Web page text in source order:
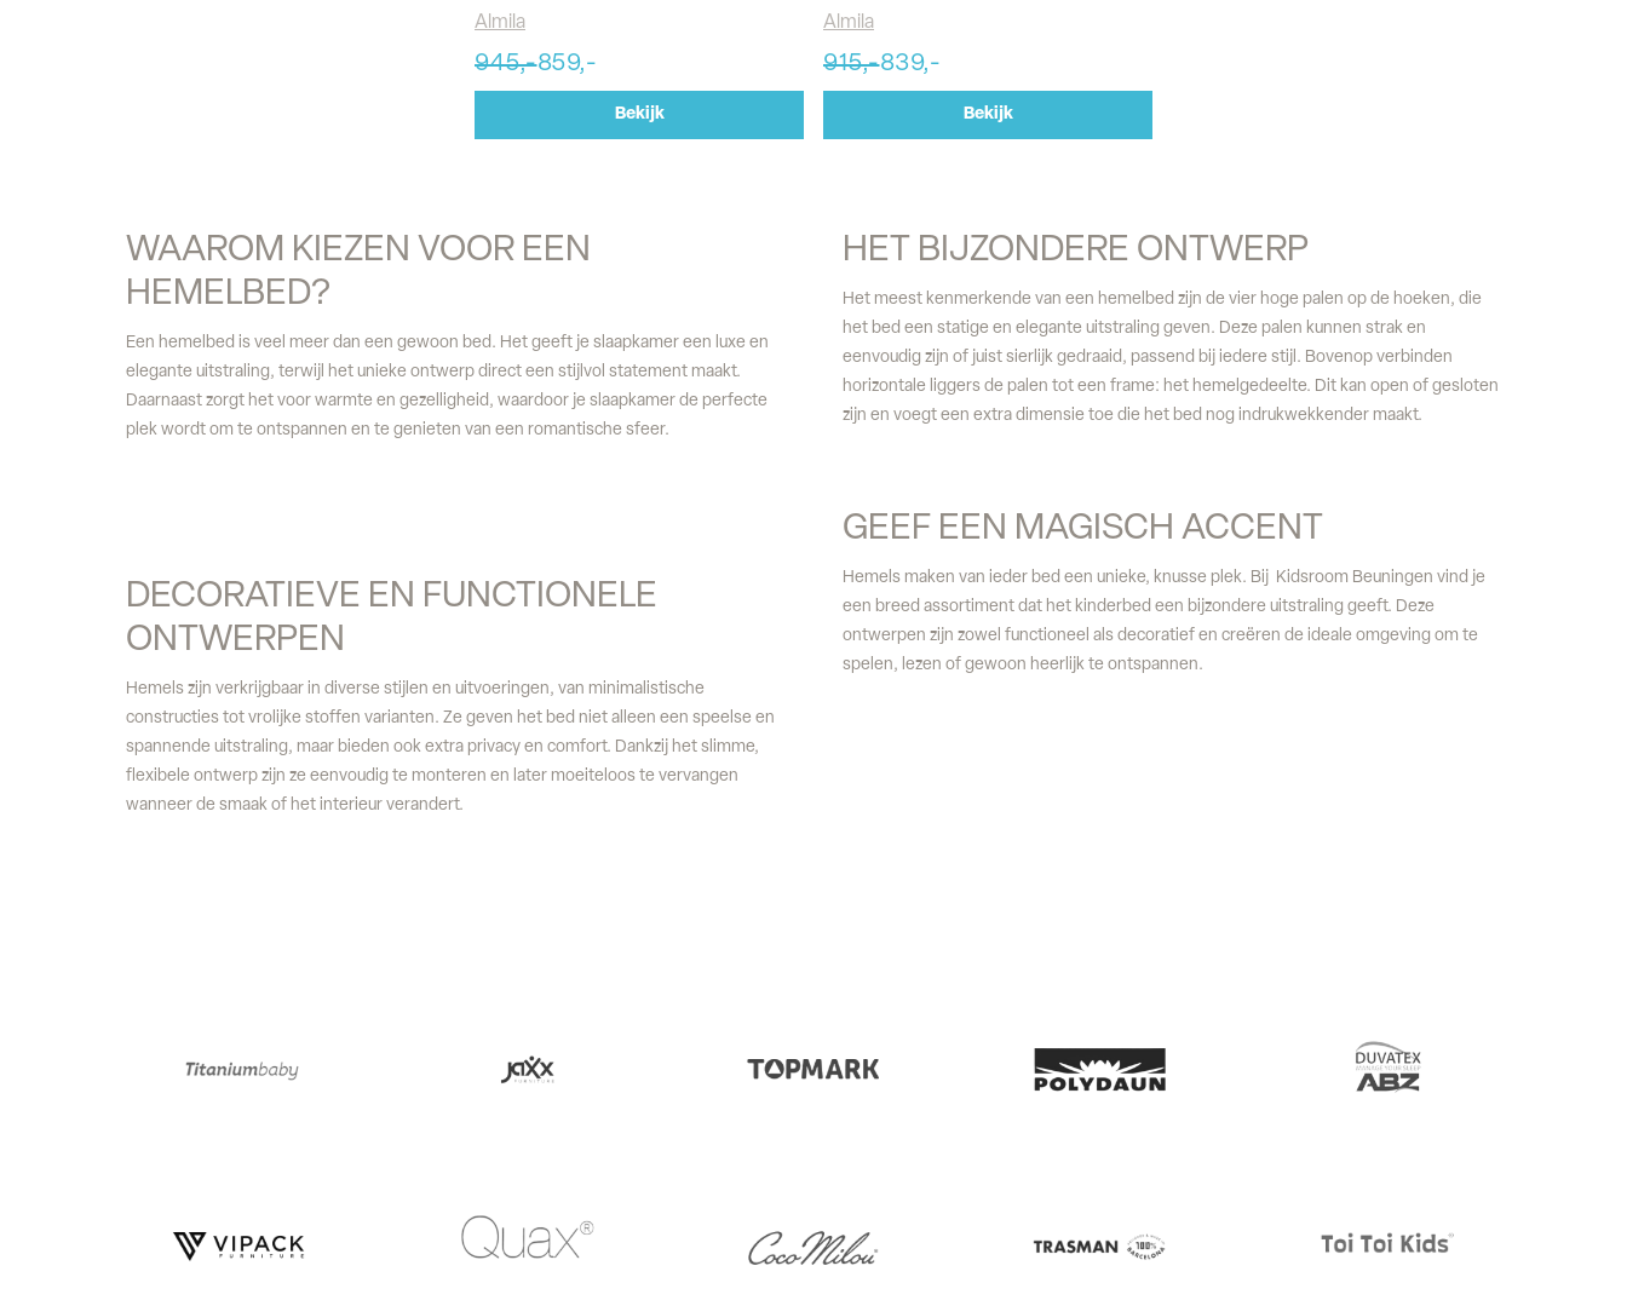
Almila
945,-859,-
Bekijk
Almila
915,-839,-
Bekijk
WAAROM KIEZEN VOOR EEN
HEMELBED?
Een hemelbed is veel meer dan een gewoon bed. Het geeft je slaapkamer een luxe en
elegante uitstraling, terwijl het unieke ontwerp direct een stijlvol statement maakt.
Daarnaast zorgt het voor warmte en gezelligheid, waardoor je slaapkamer de perfecte
plek wordt om te ontspannen en te genieten van een romantische sfeer.
DECORATIEVE EN FUNCTIONELE
ONTWERPEN
Hemels zijn verkrijgbaar in diverse stijlen en uitvoeringen, van minimalistische
constructies tot vrolijke stoffen varianten. Ze geven het bed niet alleen een speelse en
spannende uitstraling, maar bieden ook extra privacy en comfort. Dankzij het slimme,
flexibele ontwerp zijn ze eenvoudig te monteren en later moeiteloos te vervangen
wanneer de smaak of het interieur verandert.
HET BIJZONDERE ONTWERP
Het meest kenmerkende van een hemelbed zijn de vier hoge palen op de hoeken, die
het bed een statige en elegante uitstraling geven. Deze palen kunnen strak en
eenvoudig zijn of juist sierlijk gedraaid, passend bij iedere stijl. Bovenop verbinden
horizontale liggers de palen tot een frame: het hemelgedeelte. Dit kan open of gesloten
zijn en voegt een extra dimensie toe die het bed nog indrukwekkender maakt.
GEEF EEN MAGISCH ACCENT
Hemels maken van ieder bed een unieke, knusse plek. Bij Kidsroom Beuningen vind je
een breed assortiment dat het kinderbed een bijzondere uitstraling geeft. Deze
ontwerpen zijn zowel functioneel als decoratief en creëren de ideale omgeving om te
spelen, lezen of gewoon heerlijk te ontspannen.